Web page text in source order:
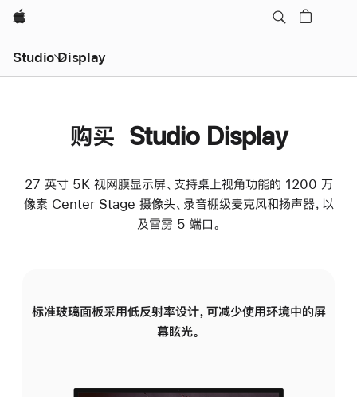
Apple
Studio Display
购买 Studio Display
27 英寸 5K 视网膜显示屏、支持桌上视角功能的 1200 万
像素 Center Stage 摄像头、录音棚级麦克风和扬声器，以
及雷雳 5 端口。
标准玻璃面板采用低反射率设计，可减少使用环境中的屏
幕眩光。